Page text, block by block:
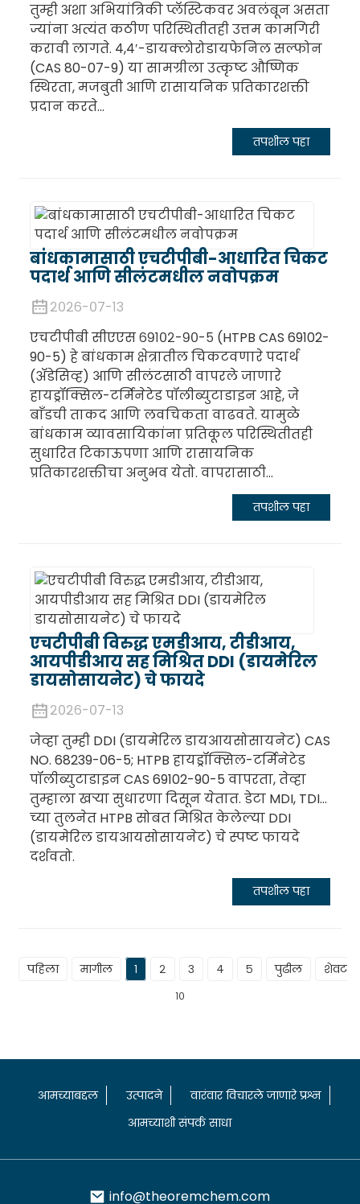
तुम्ही अशा अभियांत्रिकी प्लॅस्टिकवर अवलंबून असता
ज्यांना अत्यंत कठीण परिस्थितीतही उत्तम कामगिरी
करावी लागते. ४,४′-डायक्लोरोडायफेनिल सल्फोन
(CAS 80-07-9) या सामग्रीला उत्कृष्ट औष्णिक
स्थिरता, मजबुती आणि रासायनिक प्रतिकारशक्ती
प्रदान करते...
तपशील पहा
बांधकामासाठी एचटीपीबी-आधारित चिकट
पदार्थ आणि सीलंटमधील नवोपक्रम
२०२६-०७-१३
एचटीपीबी सीएएस ६९१०२-९०-५ (HTPB CAS 69102-
90-5) हे बांधकाम क्षेत्रातील चिकटवणारे पदार्थ
(ॲडेसिव्ह) आणि सीलंटसाठी वापरले जाणारे
हायड्रॉक्सिल-टर्मिनेटेड पॉलीब्युटाडाइन आहे, जे
बाँडची ताकद आणि लवचिकता वाढवते. यामुळे
बांधकाम व्यावसायिकांना प्रतिकूल परिस्थितीतही
सुधारित टिकाऊपणा आणि रासायनिक
प्रतिकारशक्तीचा अनुभव येतो. वापरासाठी...
तपशील पहा
एचटीपीबी विरुद्ध एमडीआय, टीडीआय,
आयपीडीआय सह मिश्रित DDI (डायमेरिल
डायसोसायनेट) चे फायदे
२०२६-०७-१३
जेव्हा तुम्ही DDI (डायमेरिल डायआयसोसायनेट) CAS
NO. 68239-06-5; HTPB हायड्रॉक्सिल-टर्मिनेटेड
पॉलीब्युटाडाइन CAS 69102-90-5 वापरता, तेव्हा
तुम्हाला खऱ्या सुधारणा दिसून येतात. डेटा MDI, TDI...
च्या तुलनेत HTPB सोबत मिश्रित केलेल्या DDI
(डायमेरिल डायआयसोसायनेट) चे स्पष्ट फायदे
दर्शवतो.
तपशील पहा
पहिला मागील १ २ ३ ४ ५ पुढील शेवटचे
१०
आमच्याबद्दल उत्पादने
वारंवार विचारले जाणारे प्रश्न
आमच्याशी संपर्क साधा
info@theoremchem.com